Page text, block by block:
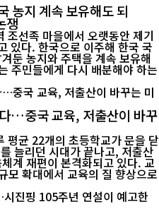
농지 계속 보유해도 되
쟁
선족 마을에서 오랫동안 제기
있다. 한국으로 이주해 한국 국
둔 농지와 주택을 계속 보유해
주민들에게 다시 배분해야 하는
…중국 교육, 저출산이 바꾸
평균 22개의 초등학교가 문을 닫
늘리던 시대가 끝나고, 저출산
계 재편이 본격화되고 있다. 교
모 확대에서 교육의 질 향상으로